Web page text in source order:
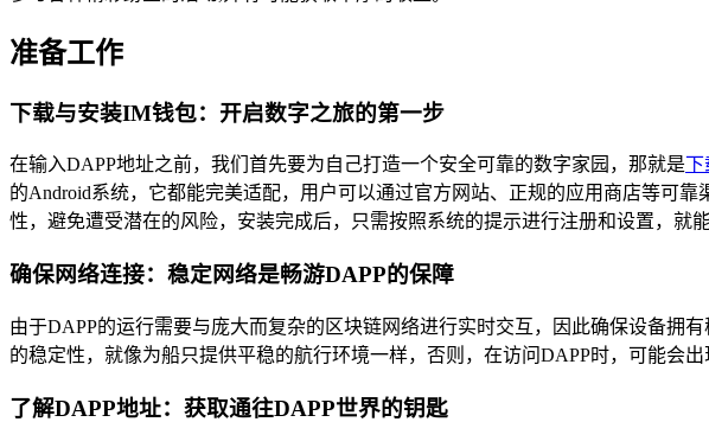
准备工作
下载与安装IM钱包：开启数字之旅的第一步
在输入DAPP地址之前，我们首先要为自己打造一个安全可靠的数字家园，那就是下
的Android系统，它都能完美适配，用户可以通过官方网站、正规的应用商店等可
性，避免遭受潜在的风险，安装完成后，只需按照系统的提示进行注册和设置，就
确保网络连接：稳定网络是畅游DAPP的保障
由于DAPP的运行需要与庞大而复杂的区块链网络进行实时交互，因此确保设备拥
的稳定性，就像为船只提供平稳的航行环境一样，否则，在访问DAPP时，可能会
了解DAPP地址：获取通往DAPP世界的钥匙